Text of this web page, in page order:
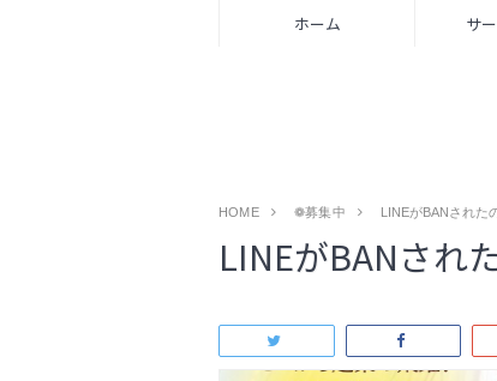
ホーム サ
HOME ❁募集中 LINEがBANされた
LINEがBANされ